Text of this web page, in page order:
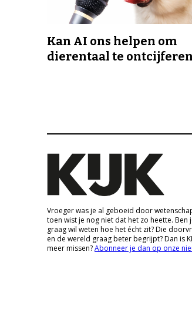
Kan AI ons helpen om
dierentaal te
Vroeger was je al geboeid door
toen wist je nog niet dat het zo heette. Ben
graag wil weten hoe het écht zit? Die
en de wereld graag beter begrijpt? Dan is
meer missen?Abonneer je dan op onze